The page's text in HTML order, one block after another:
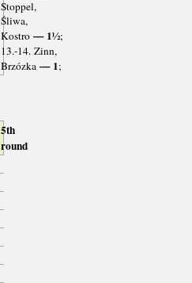
Stoppel,
Śliwa,
Kostro— 1½;
13.-14. Zinn,
Brzózka— 1;
5th
round